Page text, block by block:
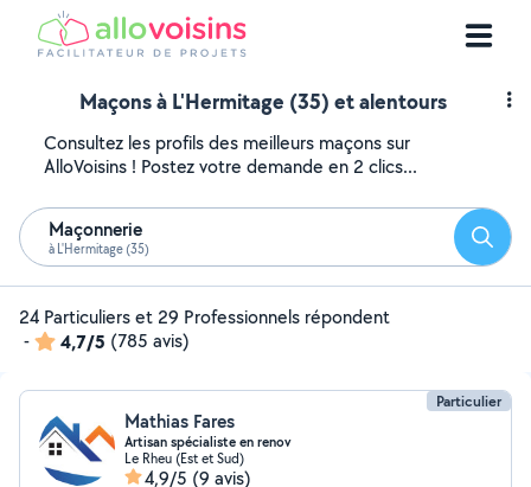
Maçons à L'Hermitage (35) et alentours
Consultez les profils des meilleurs maçons sur
AlloVoisins ! Postez votre demande en 2 clics...
Maçonnerie
à L'Hermitage (35)
24 Particuliers et 29 Professionnels répondent
-
4,7/5 (785 avis)
Particulier
Mathias Fares
Artisan spécialiste en renov
Le Rheu (Est et Sud)
4,9/5 (9 avis)